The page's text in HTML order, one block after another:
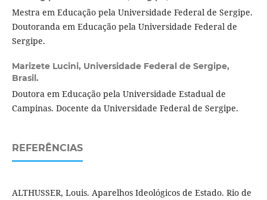
Mestra em Educação pela Universidade Federal de Sergipe.
Doutoranda em Educação pela Universidade Federal de
Sergipe.
Marizete Lucini, Universidade Federal de Sergipe,
Brasil.
Doutora em Educação pela Universidade Estadual de
Campinas. Docente da Universidade Federal de Sergipe.
REFERÊNCIAS
ALTHUSSER, Louis. Aparelhos Ideológicos de Estado. Rio de